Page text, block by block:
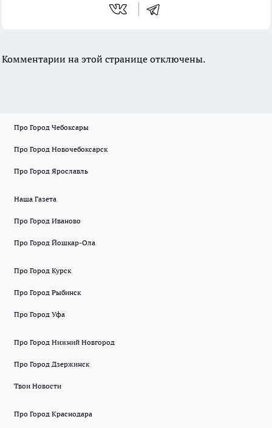
Комментарии на этой странице отключены.
Про Город Чебоксары
Про Город Новочебоксарск
Про Город Ярославль
Наша Газета
Про Город Иваново
Про Город Йошкар-Ола
Про Город Курск
Про Город Рыбинск
Про Город Уфа
Про Город Нижний Новгород
Про Город Дзержинск
Твои Новости
Про Город Краснодара